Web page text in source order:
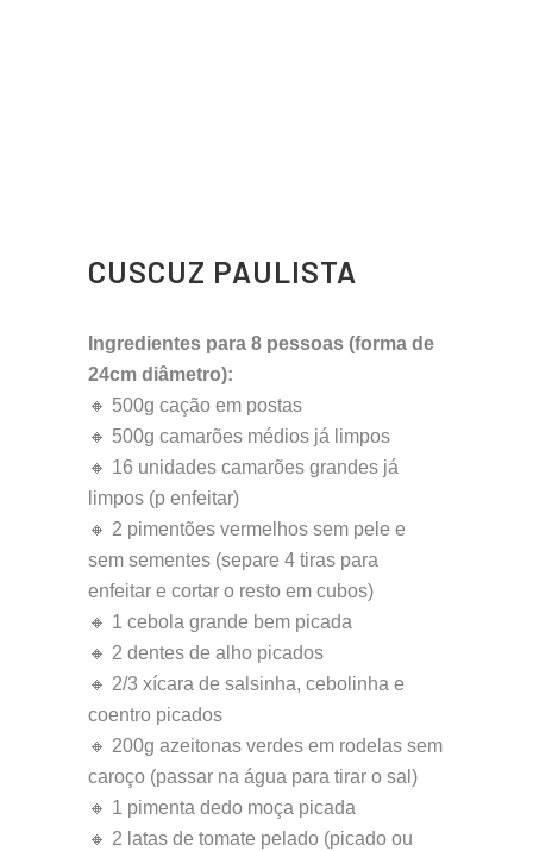
CUSCUZ PAULISTA
Ingredientes para 8 pessoas (forma de
24cm diâmetro):
🔸 500g cação em postas
🔸 500g camarões médios já limpos
🔸 16 unidades camarões grandes já
limpos (p enfeitar)
🔸 2 pimentões vermelhos sem pele e
sem sementes (separe 4 tiras para
enfeitar e cortar o resto em cubos)
🔸 1 cebola grande bem picada
🔸 2 dentes de alho picados
🔸 2/3 xícara de salsinha, cebolinha e
coentro picados
🔸 200g azeitonas verdes em rodelas sem
caroço (passar na água para tirar o sal)
🔸 1 pimenta dedo moça picada
🔸 2 latas de tomate pelado (picado ou